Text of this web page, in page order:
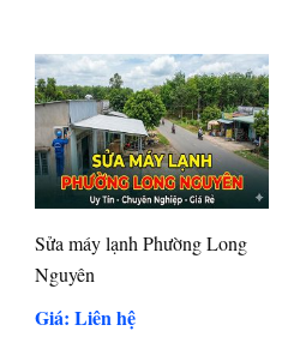
Sửa máy lạnh Phường Long
Nguyên
Giá: Liên hệ